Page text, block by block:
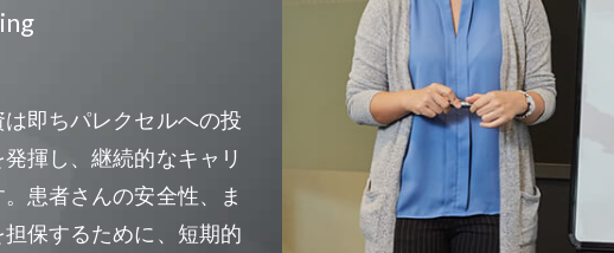
即ちパレクセルへの投
揮し、継続的なキャリ
患者さんの安全性、ま
保するために、短期的